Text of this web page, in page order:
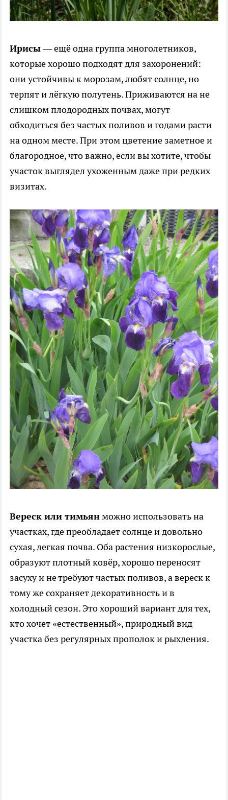
Ирисы— ещё одна группа многолетников,
которые хорошо подходят для захоронений:
они устойчивы к морозам, любят солнце, но
терпят и лёгкую полутень. Приживаются на не
слишком плодородных почвах, могут
обходиться без частых поливов и годами расти
на одном месте. При этом цветение заметное и
благородное, что важно, если вы хотите, чтобы
участок выглядел ухоженным даже при редких
визитах.
Вереск или тимьянможно использовать на
участках, где преобладает солнце и довольно
сухая, легкая почва. Оба растения низкорослые,
образуют плотный ковёр, хорошо переносят
засуху и не требуют частых поливов, а вереск к
тому же сохраняет декоративность и в
холодный сезон. Это хороший вариант для тех,
кто хочет «естественный», природный вид
участка без регулярных прополок и рыхления.